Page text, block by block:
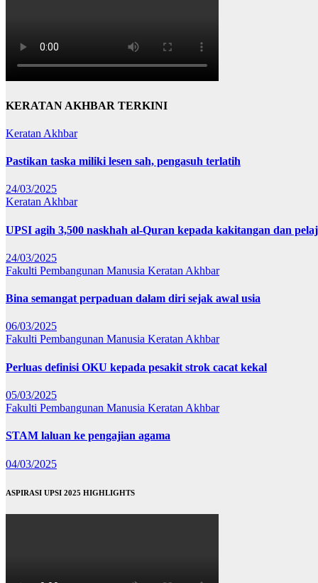
KERATAN AKHBAR TERKINI
Keratan Akhbar
Pastikan taska miliki lesen sah, pengasuh terlatih
24/03/2025
Keratan Akhbar
UPSI agih 3,500 naskhah al-Quran kepada kakitangan dan
24/03/2025
Fakulti Pembangunan Manusia Keratan Akhbar
Bina semangat perpaduan dalam diri sejak awal usia
06/03/2025
Fakulti Pembangunan Manusia Keratan Akhbar
Perluas definisi OKU kepada pesakit strok cacat kekal
05/03/2025
Fakulti Pembangunan Manusia Keratan Akhbar
STAM laluan ke pengajian agama
04/03/2025
ASPIRASI UPSI 2025 HIGHLIGHTS